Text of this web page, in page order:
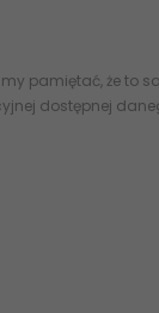
pamiętać, że to
dostępnej